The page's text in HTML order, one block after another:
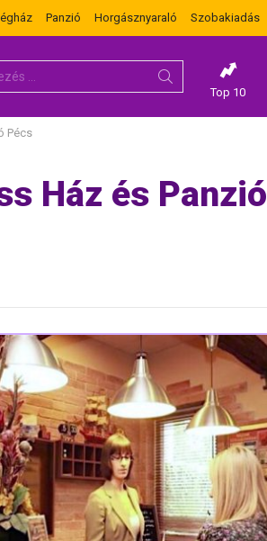
Panzió Horgásznyaraló Szobakiadás
Top 10
Pécs
Ház és Panzió